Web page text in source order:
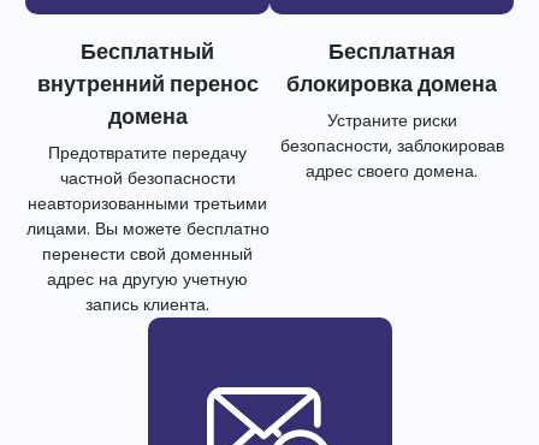
Бесплатный
внутренний перенос
домена
Предотвратите передачу
частной безопасности
неавторизованными третьими
лицами. Вы можете бесплатно
перенести свой доменный
адрес на другую учетную
запись клиента.
Бесплатная
блокировка домена
Устраните риски
безопасности, заблокировав
адрес своего домена.